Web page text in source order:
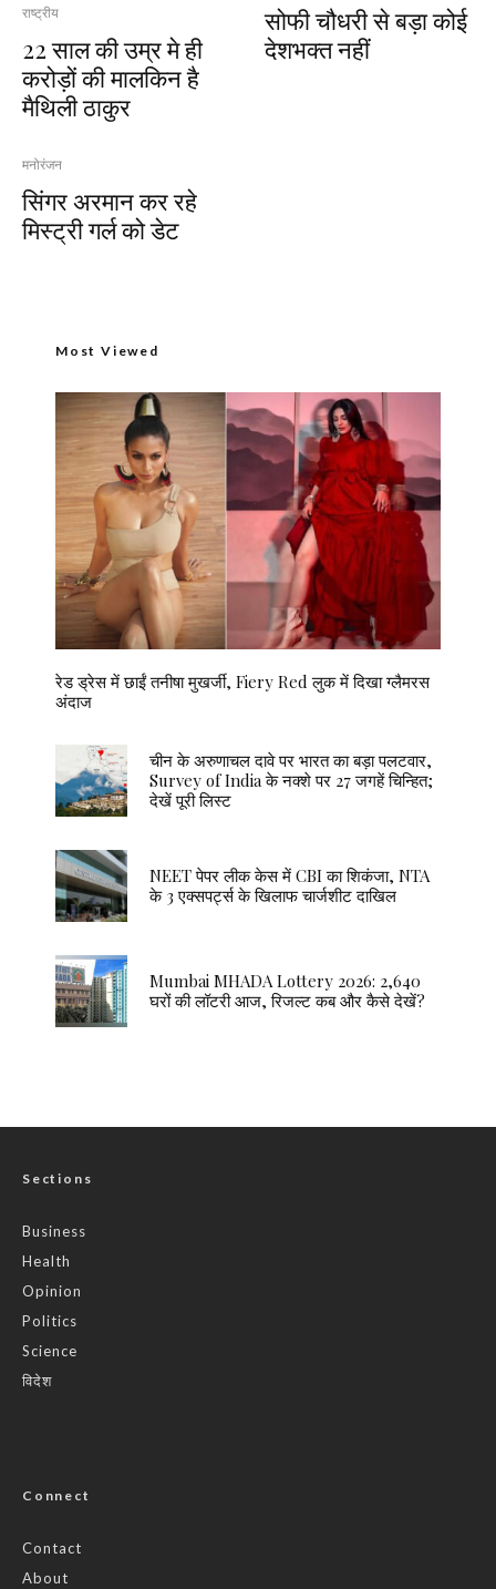
राष्ट्रीय
22 साल की उम्र मे ही
करोड़ों की मालकिन है
मैथिली ठाकुर
मनोरंजन
सिंगर अरमान कर रहे
मिस्ट्री गर्ल को डेट
सोफी चौधरी से बड़ा कोई
देशभक्त नहीं
Most Viewed
रेड ड्रेस में छाईं तनीषा मुखर्जी, Fiery Red लुक में दिखा ग्लैमरस
अंदाज
चीन के अरुणाचल दावे पर भारत का बड़ा पलटवार,
Survey of India के नक्शे पर 27 जगहें चिन्हित;
देखें पूरी लिस्ट
NEET पेपर लीक केस में CBI का शिकंजा, NTA
के 3 एक्सपर्ट्स के खिलाफ चार्जशीट दाखिल
Mumbai MHADA Lottery 2026: 2,640
घरों की लॉटरी आज, रिजल्ट कब और कैसे देखें?
Sections
Business
Health
Opinion
Politics
Science
विदेश
Connect
Contact
About